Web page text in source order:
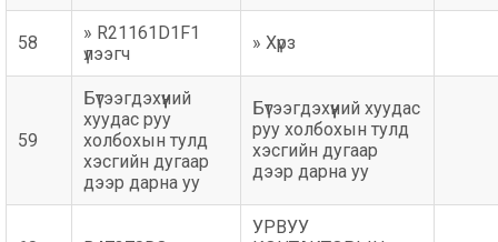
58
» R21161D1F1
үлээгч
» Хүрз
59
Бүтээгдэхүүний
хуудас руу
холбохын тулд
хэсгийн дугаар
дээр дарна уу
Бүтээгдэхүүний хуудас
руу холбохын тулд
хэсгийн дугаар
дээр дарна уу
УРВУУ